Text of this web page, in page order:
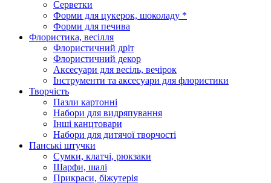
Серветки
Форми для цукерок, шоколаду *
Форми для печива
Флористика, весілля
Флористичний дріт
Флористичний декор
Аксесуари для весіль, вечірок
Інструменти та аксесуари для флористики
Творчість
Пазли картонні
Набори для видряпування
Інші канцтовари
Набори для дитячої творчості
Панські штучки
Сумки, клатчі, рюкзаки
Шарфи, шалі
Прикраси, біжутерія